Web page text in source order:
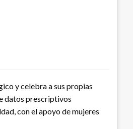
y celebra a sus propias
datos prescriptivos
con el apoyo de mujeres